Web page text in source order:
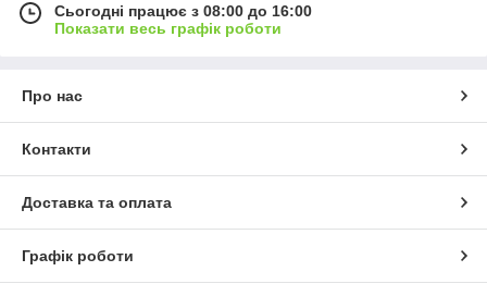
Сьогодні працює з 08:00 до 16:00
Показати весь графік роботи
Про нас
Контакти
Доставка та оплата
Графік роботи